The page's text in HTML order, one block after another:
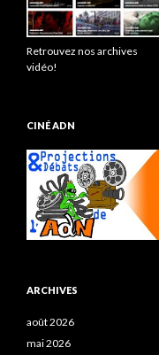
Retrouvez nos archives
vidéo!
CINÉ ADN
ARCHIVES
août 2026
mai 2026